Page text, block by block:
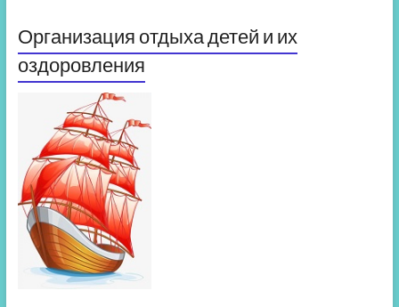
Организация отдыха детей и их
оздоровления